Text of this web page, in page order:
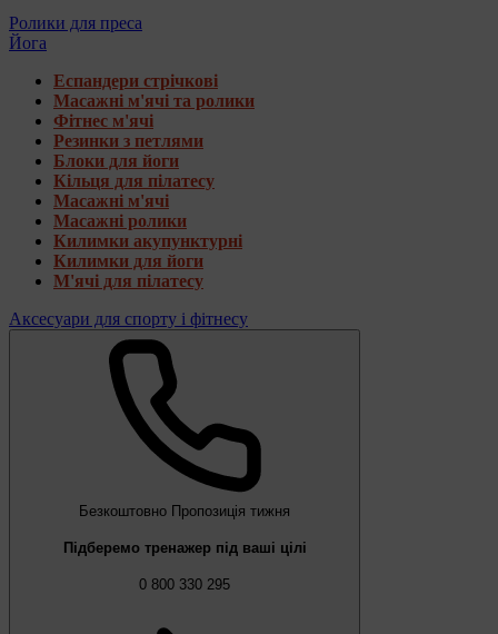
Ролики для преса
Йога
Еспандери стрічкові
Масажні м'ячі та ролики
Фітнес м'ячі
Резинки з петлями
Блоки для йоги
Кільця для пілатесу
Масажні м'ячі
Масажні ролики
Килимки акупунктурні
Килимки для йоги
М'ячі для пілатесу
Аксесуари для спорту і фітнесу
Безкоштовно Пропозиція тижня
Підберемо тренажер під ваші цілі
0 800 330 295